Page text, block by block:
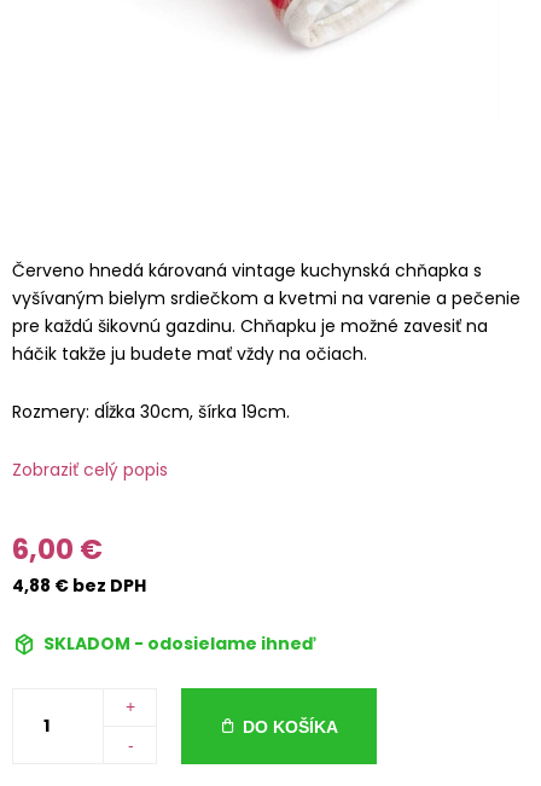
Červeno hnedá károvaná vintage kuchynská chňapka s
vyšívaným bielym srdiečkom a kvetmi na varenie a pečenie
pre každú šikovnú gazdinu. Chňapku je možné zavesiť na
háčik takže ju budete mať vždy na očiach.
Rozmery: dĺžka 30cm, šírka 19cm.
Zobraziť celý popis
6,00 €
4,88 € bez DPH
SKLADOM - odosielame ihneď
+
-
DO KOŠÍKA